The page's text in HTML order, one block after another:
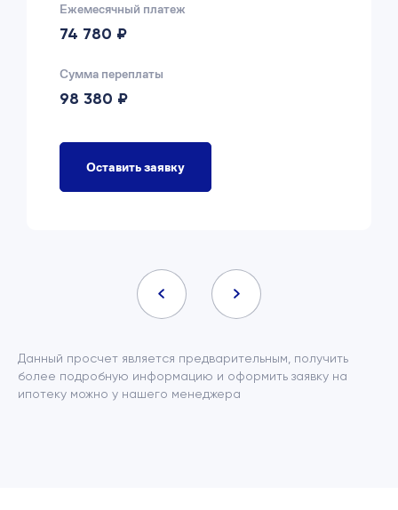
Ежемесячный платеж
74 780 ₽
Сумма переплаты
98 380 ₽
Оставить заявку
Данный просчет является предварительным, получить
более подробную информацию и оформить заявку на
ипотеку можно у нашего менеджера